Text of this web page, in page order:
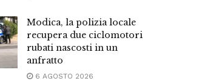
Modica, la polizia locale
recupera due ciclomotori
rubati nascosti in un
anfratto
6 AGOSTO 2026